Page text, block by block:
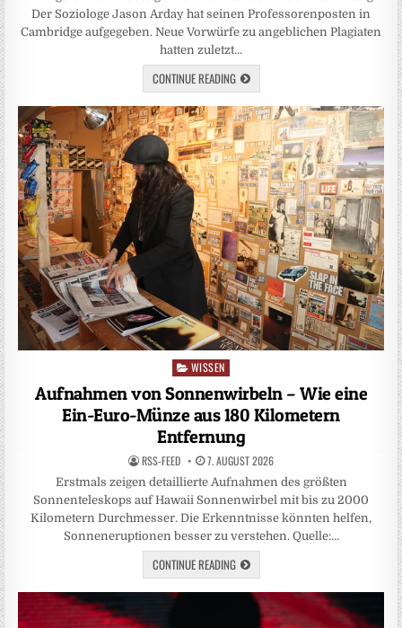
Der Soziologe Jason Arday hat seinen Professorenposten in
Cambridge aufgegeben. Neue Vorwürfe zu angeblichen Plagiaten
hatten zuletzt…
CONTINUE READING
Posted
in
WISSEN
Aufnahmen von Sonnenwirbeln – Wie eine
Ein-Euro-Münze aus 180 Kilometern
Entfernung
RSS-FEED 7. AUGUST 2026
Erstmals zeigen detaillierte Aufnahmen des größten
Sonnenteleskops auf Hawaii Sonnenwirbel mit bis zu 2000
Kilometern Durchmesser. Die Erkenntnisse könnten helfen,
Sonneneruptionen besser zu verstehen. Quelle:…
CONTINUE READING